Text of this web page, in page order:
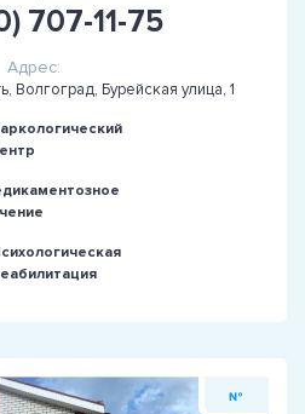
707-11-75
Адрес:
Волгоград, Бурейская улица, 1
№